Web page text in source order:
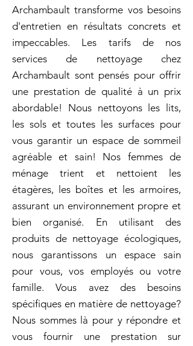
Archambault transforme vos besoins
d'entretien en résultats concrets et
impeccables. Les tarifs de nos
services de nettoyage chez
Archambault sont pensés pour offrir
une prestation de qualité à un prix
abordable! Nous nettoyons les lits,
les sols et toutes les surfaces pour
vous garantir un espace de sommeil
agréable et sain! Nos femmes de
ménage trient et nettoient les
étagères, les boîtes et les armoires,
assurant un environnement propre et
bien organisé. En utilisant des
produits de nettoyage écologiques,
nous garantissons un espace sain
pour vous, vos employés ou votre
famille. Vous avez des besoins
spécifiques en matière de nettoyage?
Nous sommes là pour y répondre et
vous fournir une prestation sur